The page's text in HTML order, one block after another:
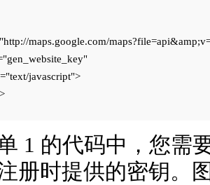
maps.google.com/
javascript">
1 的代码中，您需
册时提供的密钥。